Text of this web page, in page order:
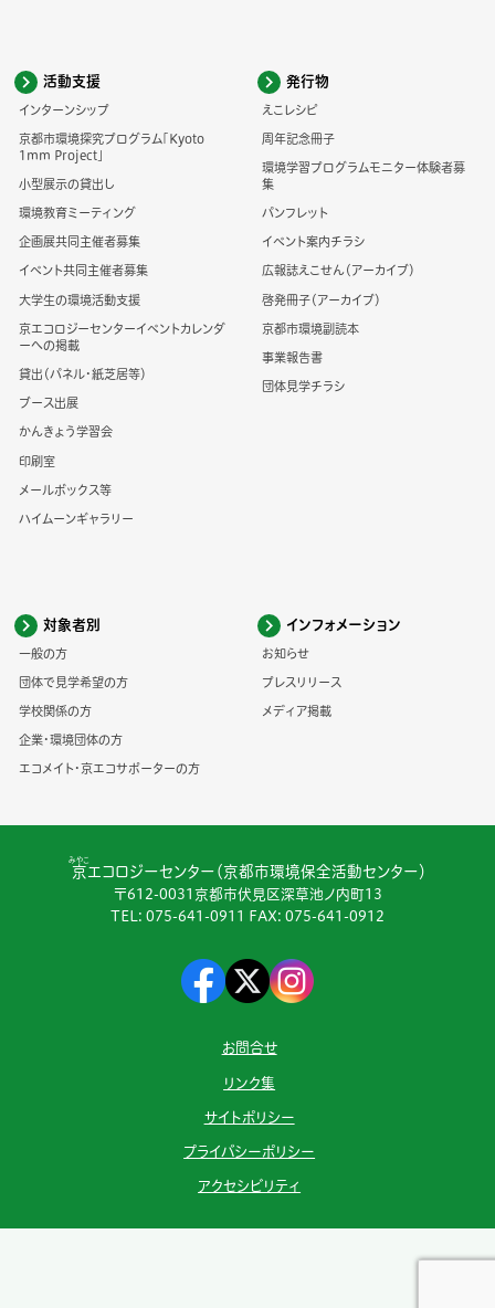
活動支援
インターンシップ
京都市環境探究プログラム「Kyoto
1mm Project」
小型展示の貸出し
環境教育ミーティング
企画展共同主催者募集
イベント共同主催者募集
大学生の環境活動支援
京エコロジーセンターイベントカレンダ
ーへの掲載
貸出（パネル・紙芝居等）
ブース出展
かんきょう学習会
印刷室
メールボックス等
ハイムーンギャラリー
発行物
えこレシピ
周年記念冊子
環境学習プログラムモニター体験者募
集
パンフレット
イベント案内チラシ
広報誌えこせん（アーカイブ）
啓発冊子（アーカイブ）
京都市環境副読本
事業報告書
団体見学チラシ
対象者別
一般の方
団体で見学希望の方
学校関係の方
企業・環境団体の方
エコメイト・京エコサポーターの方
インフォメーション
お知らせ
プレスリリース
メディア掲載
京
みやこ
エコロジーセンター（京都市環境保全活動センター）
〒612-0031京都市伏見区深草池ノ内町13
TEL: 075-641-0911 FAX: 075-641-0912
お問合せ
リンク集
サイトポリシー
プライバシーポリシー
アクセシビリティ